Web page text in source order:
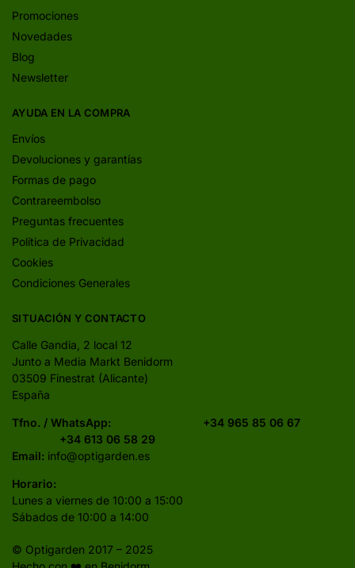
Promociones
Novedades
Blog
Newsletter
AYUDA EN LA COMPRA
Envíos
Devoluciones y garantías
Formas de pago
Contrareembolso
Preguntas frecuentes
Política de Privacidad
Cookies
Condiciones Generales
SITUACIÓN Y CONTACTO
Calle Gandia, 2 local 12
Junto a Media Markt Benidorm
03509 Finestrat (Alicante)
España
Tfno. / WhatsApp: +34 965 85 06 67
+34 613 06 58 29
Email: info@optigarden.es
Horario:
Lunes a viernes de 10:00 a 15:00
Sábados de 10:00 a 14:00
© Optigarden 2017 – 2025